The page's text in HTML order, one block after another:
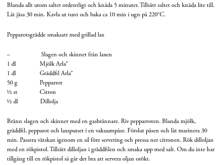
Blanda allt utom saltet ordentligt och knåda 5 minuter. Tillsätt saltet och knåda lite till.
Låt jäsa 30 min. Kavla ut tunt och baka ca 10 min i ugn på 220°C.
Pepparotsgrädde smaksatt med grillad lax
– Slagen och skinnet från laxen
1 dl Mjölk Arla®
1 dl Gräddfil Arla®
50 g Pepparrot
½ st Citron
½ dl Dillolja
Bränn slagen och skinnet med en gasbrännare. Riv pepparroten. Blanda mjölk,
gräddfil, pepparot och laxsputset i en vakuumpåse. Förslut påsen och låt marinera 30
min. Passera vätskan igenom en sil före servering och pressa ner citronen. Rök dilloljan
med en rökpistol. Tillsätt dilloljan i gräddfilen och smaka upp med salt. Om du inte har
tillgång till en rökpistol så går det bra att servera oljan orökt.